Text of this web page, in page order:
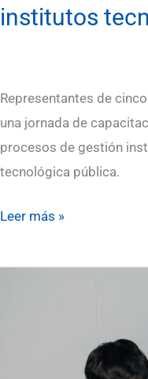
institutos
Representantes de
una jornada de
procesos de gestión
tecnológica pública.
gestión
de
tecnológicos
públicos
Leer más »